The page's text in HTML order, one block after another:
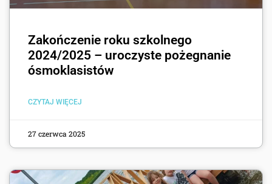
Zakończenie roku szkolnego
2024/2025 – uroczyste pożegnanie
ósmoklasistów
CZYTAJ WIĘCEJ
27 czerwca 2025